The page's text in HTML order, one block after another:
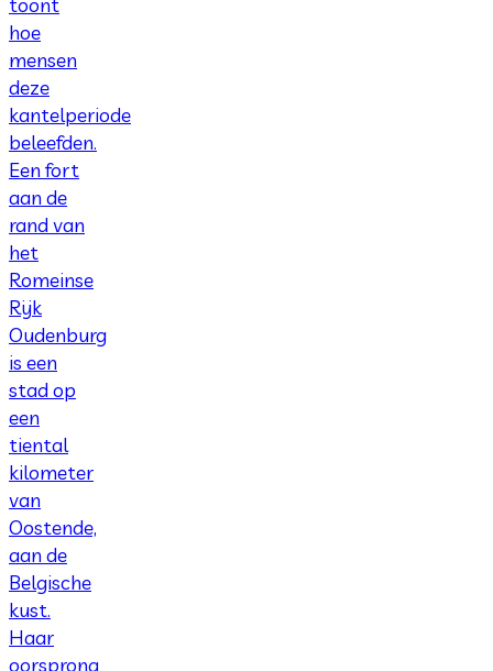
toont
hoe
mensen
deze
kantelperiode
beleefden.
Een fort
aan de
rand van
het
Romeinse
Rijk
Oudenburg
is een
stad op
een
tiental
kilometer
van
Oostende,
aan de
Belgische
kust.
Haar
oorsprong